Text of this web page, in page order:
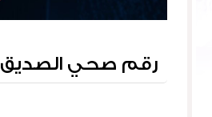
رقم صحي الصديق